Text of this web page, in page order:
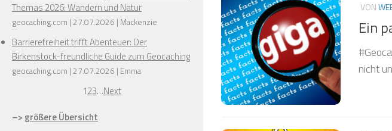
❅
❅
❅
VON
Ein
nicht
Themas 2026: Wandern und Natur
geocaching.com 27.07.2026 Mackenzie
Barrierefreiheit trifft Abenteuer: Der
Birkenstock-freundliche Guide zum Geocaching
geocaching.com 27.07.2026 Emma
123…Next
–> größere Übersicht